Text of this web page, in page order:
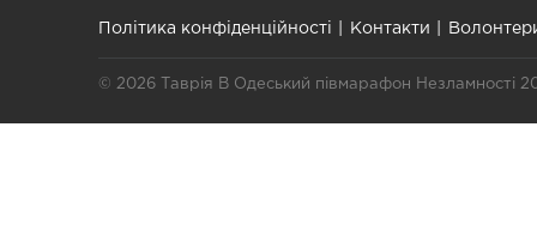
Політика конфіденційності Контакти
© 2026 Таврія В Одеський півмарафон Незламності